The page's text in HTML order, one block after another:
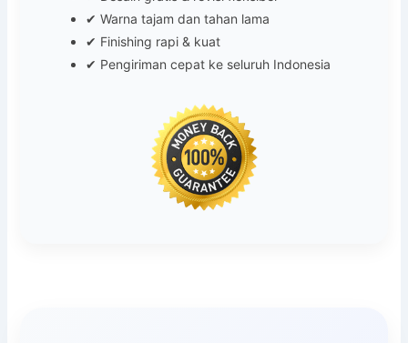
✔ Warna tajam dan tahan lama
✔ Finishing rapi & kuat
✔ Pengiriman cepat ke seluruh Indonesia